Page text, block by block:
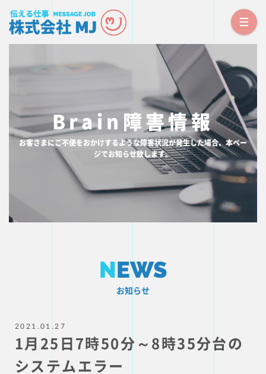
TOP PAGE
NEWS
CORPORATE
SERVICE
採用情報
Brain障害情報
お客さまにご不便をおかけするような障害状況が発生した場合、本ペー
ジでお知らせ致します。
NEWS
お知らせ
2021.01.27
1月25日7時50分～8時35分台の
システムエラー